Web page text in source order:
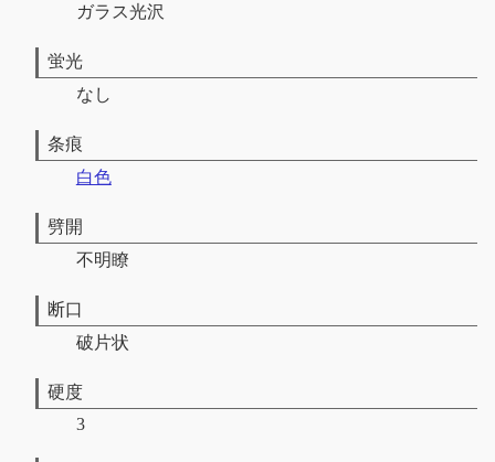
ガラス光沢
蛍光
なし
条痕
白色
劈開
不明瞭
断口
破片状
硬度
3